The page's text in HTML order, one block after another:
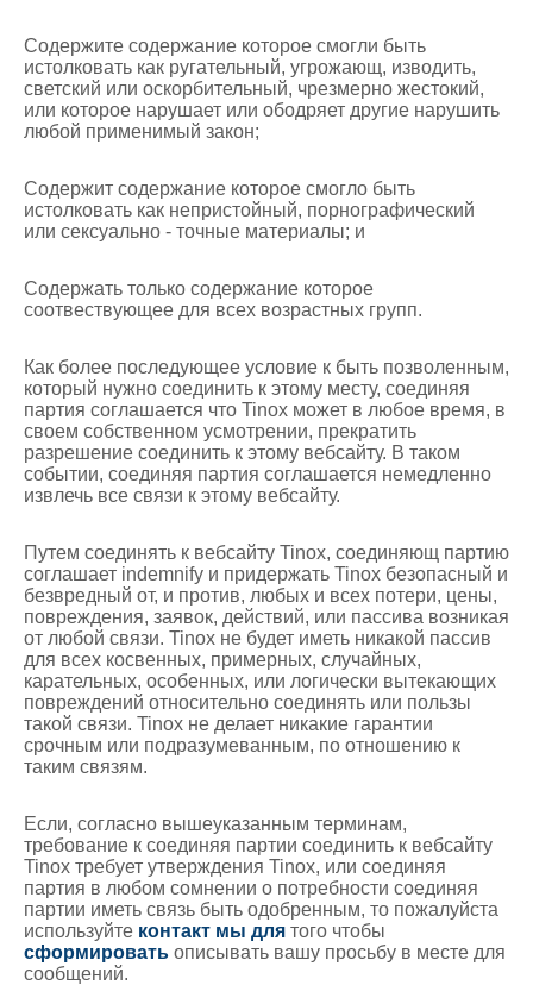
Содержите содержание которое смогли быть
истолковать как ругательный, угрожающ, изводить,
светский или оскорбительный, чрезмерно жестокий,
или которое нарушает или ободряет другие нарушить
любой применимый закон;
Содержит содержание которое смогло быть
истолковать как непристойный, порнографический
или сексуально - точные материалы; и
Содержать только содержание которое
соотвествующее для всех возрастных групп.
Как более последующее условие к быть позволенным,
который нужно соединить к этому месту, соединяя
партия соглашается что Tinox может в любое время, в
своем собственном усмотрении, прекратить
разрешение соединить к этому вебсайту. В таком
событии, соединяя партия соглашается немедленно
извлечь все связи к этому вебсайту.
Путем соединять к вебсайту Tinox, соединяющ партию
соглашает indemnify и придержать Tinox безопасный и
безвредный от, и против, любых и всех потери, цены,
повреждения, заявок, действий, или пассива возникая
от любой связи. Tinox не будет иметь никакой пассив
для всех косвенных, примерных, случайных,
карательных, особенных, или логически вытекающих
повреждений относительно соединять или пользы
такой связи. Tinox не делает никакие гарантии
срочным или подразумеванным, по отношению к
таким связям.
Если, согласно вышеуказанным терминам,
требование к соединяя партии соединить к вебсайту
Tinox требует утверждения Tinox, или соединяя
партия в любом сомнении о потребности соединяя
партии иметь связь быть одобренным, то пожалуйста
используйте контакт мы для того чтобы
сформировать описывать вашу просьбу в месте для
сообщений.